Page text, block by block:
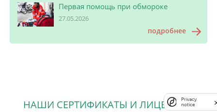
Первая помощь при обмороке
27.05.2026
подробнее
НАШИ СЕРТИФИКАТЫ И ЛИЦЕНЗИИ
Privacy
notice